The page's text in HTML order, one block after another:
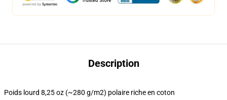
Description
Poids lourd 8,25 oz (~280 g/m2) polaire riche en coton